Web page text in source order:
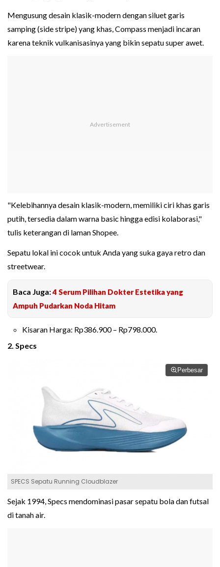
Mengusung desain klasik-modern dengan siluet garis
samping (side stripe) yang khas, Compass menjadi incaran
karena teknik vulkanisasinya yang bikin sepatu super awet.
"Kelebihannya desain klasik-modern, memiliki ciri khas garis
putih, tersedia dalam warna basic hingga edisi kolaborasi,"
tulis keterangan di laman Shopee.
Sepatu lokal ini cocok untuk Anda yang suka gaya retro dan
streetwear.
Baca Juga:4 Serum Pilihan Dokter Estetika yang
Ampuh Pudarkan Noda Hitam
Kisaran Harga: Rp386.900 – Rp798.000.
2. Specs
Perbesar
SPECS Sepatu Running Cloudblazer
Sejak 1994, Specs mendominasi pasar sepatu bola dan futsal
di tanah air.